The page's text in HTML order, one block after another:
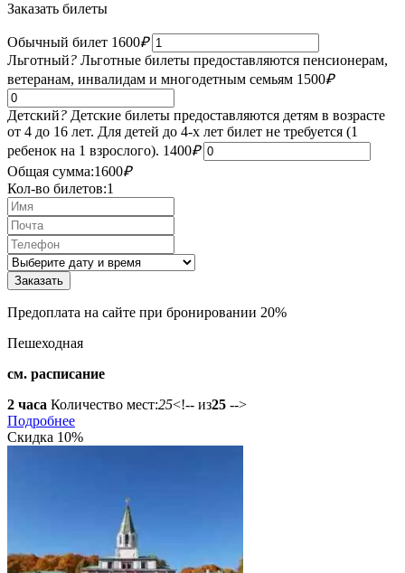
Заказать билеты
Обычный билет 1600₽
Льготный? Льготные билеты предоставляются пенсионерам,
ветеранам, инвалидам и многодетным семьям 1500₽
Детский? Детские билеты предоставляются детям в возрасте
от 4 до 16 лет. Для детей до 4-х лет билет не требуется (1
ребенок на 1 взрослого). 1400₽
Общая сумма:1600₽
Кол-во билетов:1
Предоплата на сайте при бронировании 20%
Пешеходная
см. расписание
2 часа Количество мест:25<!-- из25 -->
Подробнее
Скидка 10%